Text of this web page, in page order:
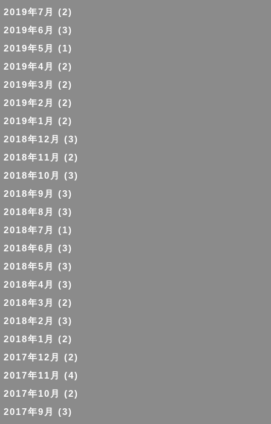
2019年7月
(2)
2019年6月
(3)
2019年5月
(1)
2019年4月
(2)
2019年3月
(2)
2019年2月
(2)
2019年1月
(2)
2018年12月
(3)
2018年11月
(2)
2018年10月
(3)
2018年9月
(3)
2018年8月
(3)
2018年7月
(1)
2018年6月
(3)
2018年5月
(3)
2018年4月
(3)
2018年3月
(2)
2018年2月
(3)
2018年1月
(2)
2017年12月
(2)
2017年11月
(4)
2017年10月
(2)
2017年9月
(3)